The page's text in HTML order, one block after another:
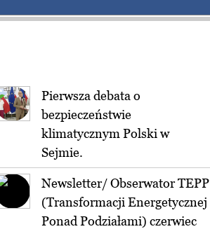
Pierwsza debata o
bezpieczeństwie
klimatycznym Polski w
Sejmie.
Newsletter/ Obserwator TEPP
(Transformacji Energetycznej
Ponad Podziałami) czerwiec